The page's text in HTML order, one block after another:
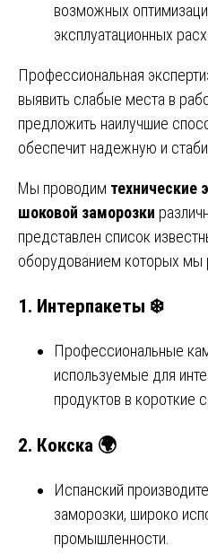
возможных
эксплуатационных
Профессиональная
выявить слабые места в
предложить наилучшие
обеспечит надежную и
Мы проводим технические
шоковой заморозки
представлен список
оборудованием которых мы
1. Интерпакеты ❄️
Профессиональные
используемые для
продуктов в короткие
2. Кокска 🌍
Испанский
заморозки, широко
промышленности.